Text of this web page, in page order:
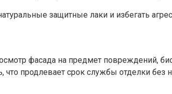
защитные лаки и избегать
фасада на предмет повреждений,
продлевает срок службы отделки без